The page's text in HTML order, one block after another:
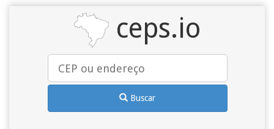
ceps.io
Buscar